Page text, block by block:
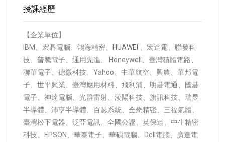
授課經歷
【企業單位】
IBM、宏碁電腦、鴻海精密、
HUAWEI 、宏達電、聯發科
技、普騰電子、通用先進、 Honeywell、臺灣積體電路、
聯華電子、德微科技、Yahoo、中華航空、興農、華邦電
子、世平興業、臺灣應用材料、飛利浦、明碁電通、國碁
電子、神達電腦、光群雷射、淩陽科技、旗訊科技、瑞昱
半導體、沛亨半導體、百瑟系統、全懋精密、三福氣體、
臺灣松下電器、泛亞電訊、全國公證、英保達、中生精密
科技、EPSON、華泰電子、華碩電腦、Dell電腦、廣達電